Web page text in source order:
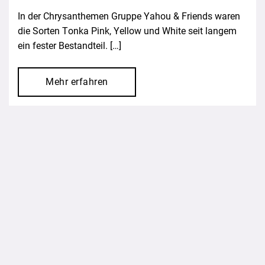
In der Chrysanthemen Gruppe Yahou & Friends waren
die Sorten Tonka Pink, Yellow und White seit langem
ein fester Bestandteil. […]
Mehr erfahren